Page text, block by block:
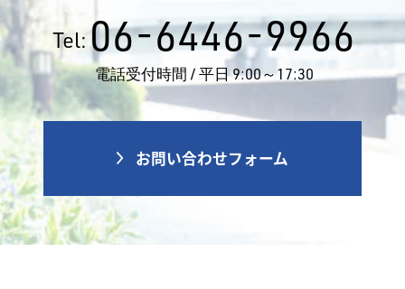
Tel:06-6446-9966
電話受付時間 / 平日 9:00～17:30
お問い合わせフォーム